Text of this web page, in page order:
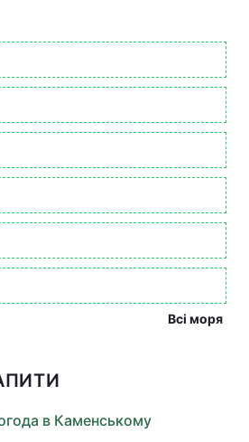
Всі моря
в Каменському